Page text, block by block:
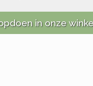
in onze